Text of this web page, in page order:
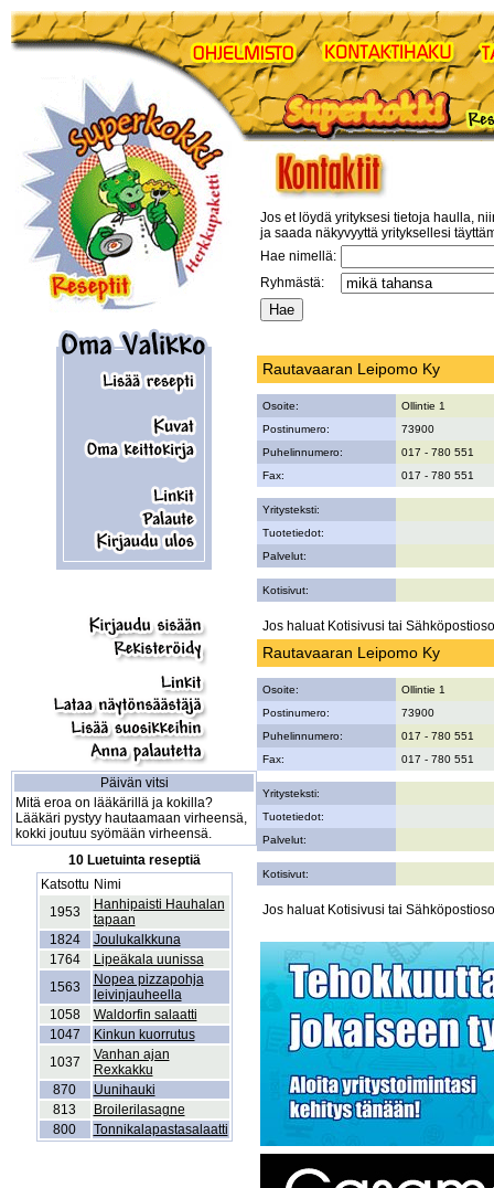
Päivän vitsi
Mitä eroa on lääkärillä ja kokilla?
Lääkäri pystyy hautaamaan virheensä,
kokki joutuu syömään virheensä.
10 Luetuinta reseptiä
Katsottu Nimi
1953
Hanhipaisti Hauhalan
tapaan
1824
Joulukalkkuna
1764
Lipeäkala uunissa
1563
Nopea pizzapohja
leivinjauheella
1058
Waldorfin salaatti
1047
Kinkun kuorrutus
1037
Vanhan ajan
Rexkakku
870
Uunihauki
813
Broilerilasagne
800
Tonnikalapastasalaatti
Jos et löydä yrityksesi tietoja haulla,
ja saada näkyvyyttä yrityksellesi
Hae nimellä:
Ryhmästä:
Rautavaaran Leipomo Ky
Osoite:
Ollintie 1
Postinumero:
73900
Puhelinnumero:
017 - 780 551
Fax:
017 - 780 551
Yritysteksti:
Tuotetiedot:
Palvelut:
Kotisivut:
Jos haluat Kotisivusi tai
Rautavaaran Leipomo Ky
Osoite:
Ollintie 1
Postinumero:
73900
Puhelinnumero:
017 - 780 551
Fax:
017 - 780 551
Yritysteksti:
Tuotetiedot:
Palvelut:
Kotisivut:
Jos haluat Kotisivusi tai